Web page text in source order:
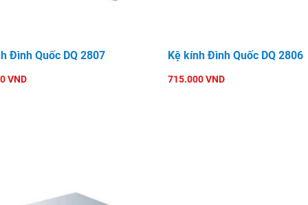
Đình Quốc DQ 2807
VND
Kệ kính Đình Quốc DQ 2806
715.000 VND